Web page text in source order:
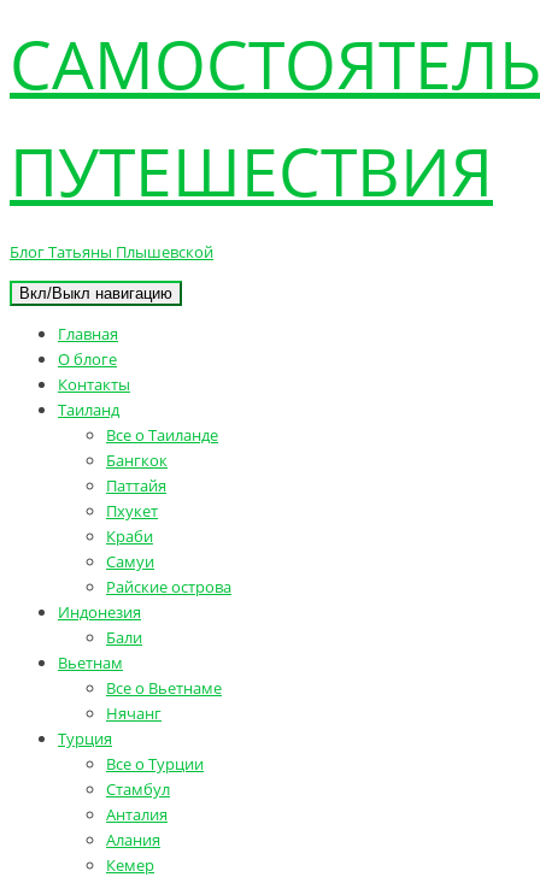
ПУТЕШЕСТВИЯ
Блог Татьяны Плышевской
Вкл/Выкл навигацию
Главная
О блоге
Контакты
Таиланд
Все о Таиланде
Бангкок
Паттайя
Пхукет
Краби
Самуи
Райские острова
Индонезия
Бали
Вьетнам
Все о Вьетнаме
Нячанг
Турция
Все о Турции
Стамбул
Анталия
Алания
Кемер